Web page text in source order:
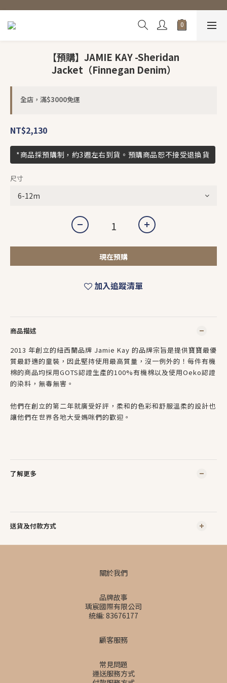
【預購】JAMIE KAY -Sheridan
Jacket（Finnegan Denim）
全店，滿$3000免運
NT$2,130
*商品採預購制，約3週左右到貨。預購商品恕不接受退換貨
尺寸
現在預購
加入追蹤清單
商品描述
2013 年創立的紐西蘭品牌 Jamie Kay 的品牌宗旨是提供寶寶最優
質最舒適的童裝，因此堅持使用最高質量，沒一例外的！每件有機
棉的商品均採用GOTS認證生產的100%有機棉以及使用Oeko認證
的染料，無毒無害。
他們在創立的第二年就廣受好評，柔和的色彩和舒服溫柔的設計也
讓他們在世界各地大受媽咪們的歡迎。
了解更多
送貨及付款方式
關於我們
品牌故事
瑀宸國際有限公司
統編: 83676177
顧客服務
常見問題
運送服務方式